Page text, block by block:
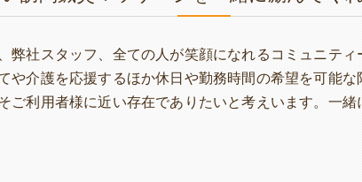
弊社スタッフ、全ての人が笑顔になれるコミュニテ
や介護を応援するほか休日や勤務時間の希望を可能
ご利用者様に近い存在でありたいと考えいます。一